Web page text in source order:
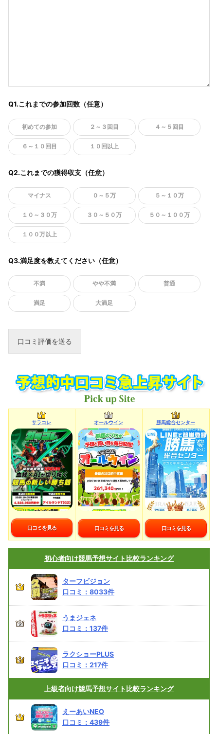
Q1.これまでの参加回数（任意）
初めての参加 ２～３回目 ４～５回目
６～１０回目 １０回以上
Q2.これまでの獲得収支（任意）
マイナス ０～５万 ５～１０万
１０～３０万 ３０～５０万 ５０～１００万
１００万以上
Q3.満足度を教えてください（任意）
不満 やや不満 普通
満足 大満足
サラコレ
口コミを見る
オールウイン
口コミを見る
勝馬総合センター
口コミを見る
初心者向け競馬予想サイト比較ランキング
ターフビジョン
口コミ： 8033件
うまジェネ
口コミ： 137件
ラクショーPLUS
口コミ： 217件
上級者向け競馬予想サイト比較ランキング
えーあいNEO
口コミ： 439件